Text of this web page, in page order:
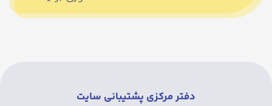
دفتر مرکزی پشتیبانی سایت